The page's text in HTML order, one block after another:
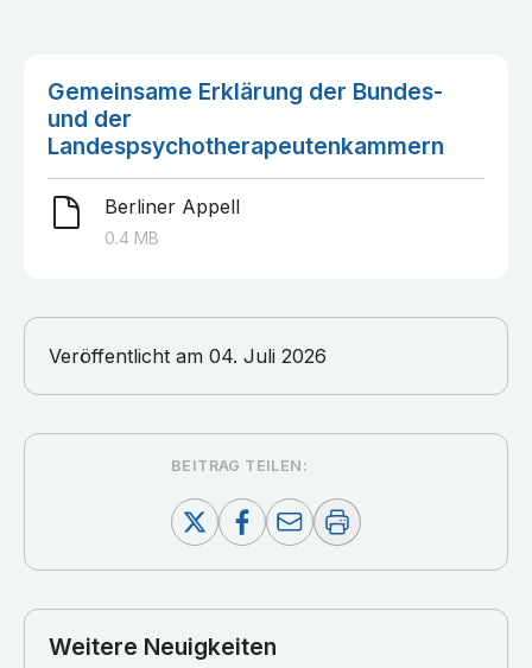
Gemeinsame Erklärung der Bundes-
und der
Landespsychotherapeutenkammern
Berliner Appell
0.4 MB
Veröffentlicht am 04. Juli 2026
BEITRAG TEILEN:
Weitere Neuigkeiten